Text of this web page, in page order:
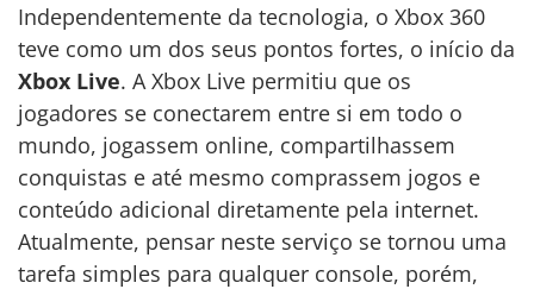
Independentemente da tecnologia, o Xbox 360
teve como um dos seus pontos fortes, o início da
Xbox Live. A Xbox Live permitiu que os
jogadores se conectarem entre si em todo o
mundo, jogassem online, compartilhassem
conquistas e até mesmo comprassem jogos e
conteúdo adicional diretamente pela internet.
Atualmente, pensar neste serviço se tornou uma
tarefa simples para qualquer console, porém,